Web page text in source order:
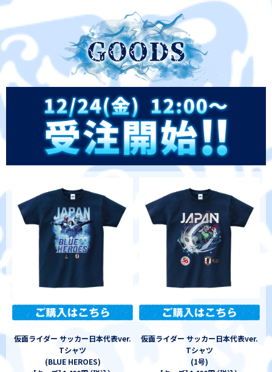
仮面ライダー サッカー日本代表ver.
Tシャツ
(BLUE HEROES)
仮面ライダー サッカー日本代表ver.
Tシャツ
(1号)